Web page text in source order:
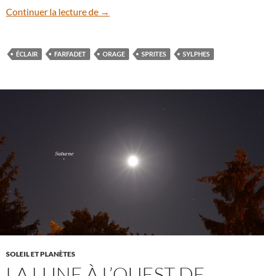
Continuer la lecture de Les sprites, d’étonnants éclairs dans la
→
ÉCLAIR FARFADET ORAGE SPRITES SYLPHES
SOLEIL ET PLANÈTES